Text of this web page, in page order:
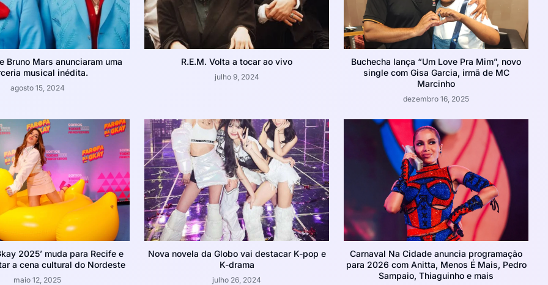
Bruno Mars anunciaram uma
musical inédita.
agosto 15, 2024
R.E.M. Volta a tocar ao vivo
julho 9, 2024
Buchecha lança “Um Love Pra Mim”, novo
single com Gisa Garcia, irmã de MC
Marcinho
dezembro 16, 2025
2025’ muda para Recife e
a cena cultural do Nordeste
maio 12, 2025
Nova novela da Globo vai destacar K-pop e
K-drama
julho 26, 2024
Carnaval Na Cidade anuncia programação
para 2026 com Anitta, Menos É Mais, Pedro
Sampaio, Thiaguinho e mais